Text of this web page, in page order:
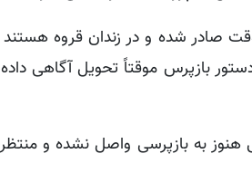
موقت صادر شده و در زندان قروه
بازپرس موقتاً تحویل آگاهی
هنوز به بازپرسی واصل نشده و